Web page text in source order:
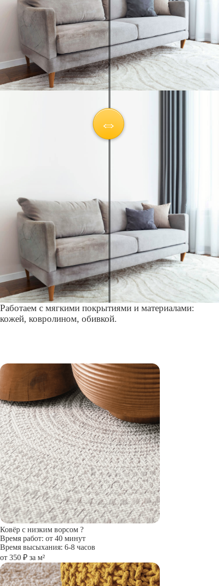
Работаем с мягкими покрытиями и материалами:
кожей, ковролином, обивкой.
Ковёр с низким ворсом ?
Время работ: от 40 минут
Время высыхания: 6-8 часов
от 350 ₽ за м²